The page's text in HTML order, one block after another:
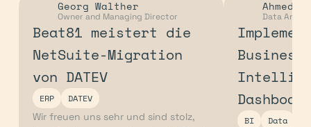
Georg Walther
Owner and Managing Director
Beat81 meistert die
NetSuite-Migration
von DATEV
ERP DATEV
Wir freuen uns sehr und sind stolz,
Ahmed
Data
BI Data